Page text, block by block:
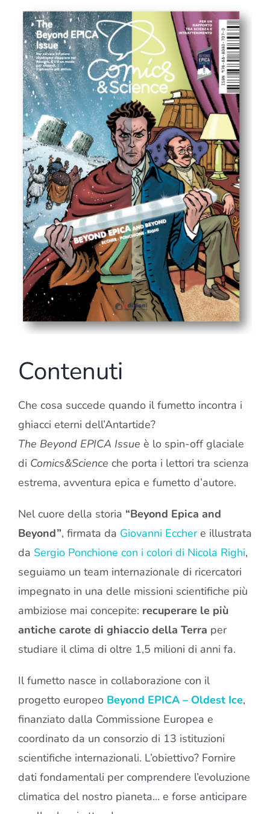
EPICA
Issue
quantità
Contenuti
Che cosa succede quando il fumetto incontra i
ghiacci eterni dell’Antartide?
The Beyond EPICA Issue è lo spin-off glaciale
di Comics&Science che porta i lettori tra scienza
estrema, avventura epica e fumetto d’autore.
Nel cuore della storia “Beyond Epica and
Beyond”, firmata da Giovanni Ecchere illustrata
da Sergio Ponchione con i colori di Nicola Righi,
seguiamo un team internazionale di ricercatori
impegnato in una delle missioni scientifiche più
ambiziose mai concepite: recuperare le più
antiche carote di ghiaccio della Terra per
studiare il clima di oltre 1,5 milioni di anni fa.
Il fumetto nasce in collaborazione con il
progetto europeo Beyond EPICA – Oldest Ice,
finanziato dalla Commissione Europea e
coordinato da un consorzio di 13 istituzioni
scientifiche internazionali. L’obiettivo? Fornire
dati fondamentali per comprendere l’evoluzione
climatica del nostro pianeta… e forse anticipare